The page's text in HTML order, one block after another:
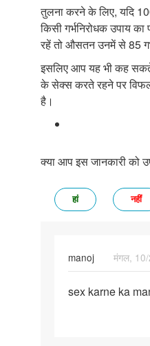
तुलना करने के लिए, यदि
किसी गर्भनिरोधक उपाय
रहें तो औसतन उनमें से 85
इसलिए आप यह भी कह सकते
के सेक्स करते रहने पर
है।
क्या आप इस जानकारी को
हां नहीं
manoj
मंगल, 10/
sex
sex karne ka